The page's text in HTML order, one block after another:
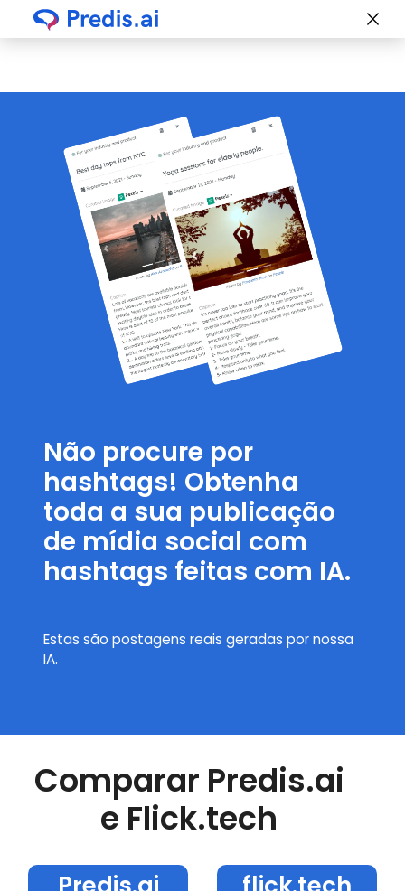
Não procure por
hashtags! Obtenha
toda a sua publicação
de mídia social com
hashtags feitas com IA.
Estas são postagens reais geradas por nossa
IA.
Comparar Predis.ai
e Flick.tech